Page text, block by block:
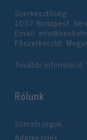
Szerkesztőség:
1037 Budapest,
Email:
Főszerkesztő:
További információ
Rólunk
Szerzői jogok
Adatkezelés